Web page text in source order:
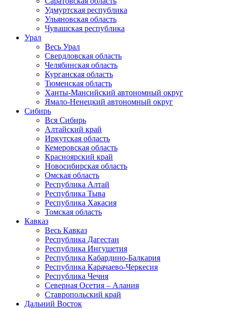
Удмуртская республика
Ульяновская область
Чувашская республика
Урал
Весь Урал
Свердловская область
Челябинская область
Курганская область
Тюменская область
Ханты-Мансийский автономный округ
Ямало-Ненецкий автономный округ
Сибирь
Вся Сибирь
Алтайский край
Иркутская область
Кемеровская область
Красноярский край
Новосибирская область
Омская область
Республика Алтай
Республика Тыва
Республика Хакасия
Томская область
Кавказ
Весь Кавказ
Республика Дагестан
Республика Ингушетия
Республика Кабардино-Балкария
Республика Карачаево-Черкесия
Республика Чечня
Северная Осетия – Алания
Ставропольский край
Дальний Восток